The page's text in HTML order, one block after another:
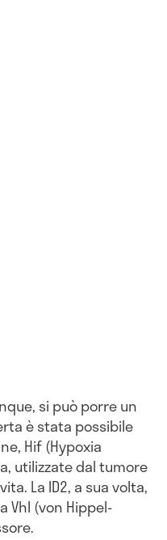
si può porre un
è stata possibile
Hif (Hypoxia
utilizzate dal tumore
La ID2, a sua volta,
Vhl (von Hippel-